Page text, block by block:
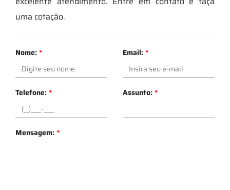
uma cotação.
Nome:* Email:*
Telefone:* Assunto:*
Mensagem:*